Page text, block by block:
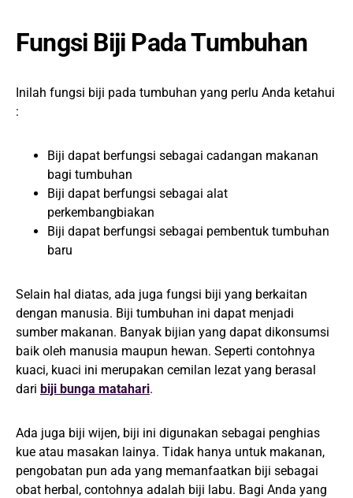
Fungsi Biji Pada Tumbuhan
Inilah fungsi biji pada tumbuhan yang perlu Anda ketahui
:
Biji dapat berfungsi sebagai cadangan makanan
bagi tumbuhan
Biji dapat berfungsi sebagai alat
perkembangbiakan
Biji dapat berfungsi sebagai pembentuk tumbuhan
baru
Selain hal diatas, ada juga fungsi biji yang berkaitan
dengan manusia. Biji tumbuhan ini dapat menjadi
sumber makanan. Banyak bijian yang dapat dikonsumsi
baik oleh manusia maupun hewan. Seperti contohnya
kuaci, kuaci ini merupakan cemilan lezat yang berasal
dari biji bunga matahari.
Ada juga biji wijen, biji ini digunakan sebagai penghias
kue atau masakan lainya. Tidak hanya untuk makanan,
pengobatan pun ada yang memanfaatkan biji sebagai
obat herbal, contohnya adalah biji labu. Bagi Anda yang